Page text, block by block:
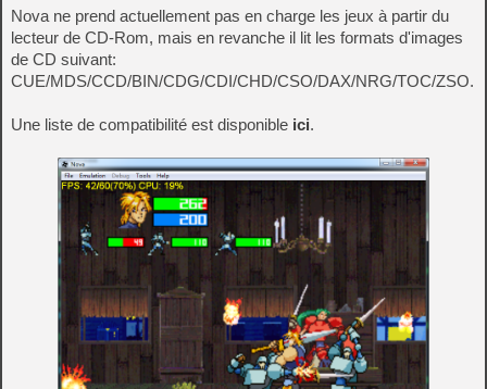
Nova ne prend actuellement pas en charge les jeux à partir du
lecteur de CD-Rom, mais en revanche il lit les formats d'images
de CD suivant:
CUE/MDS/CCD/BIN/CDG/CDI/CHD/CSO/DAX/NRG/TOC/ZSO.
Une liste de compatibilité est disponible ici.